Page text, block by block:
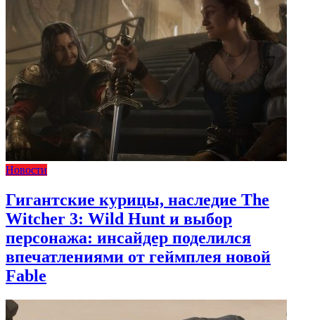
Новости
Гигантские курицы, наследие The
Witcher 3: Wild Hunt и выбор
персонажа: инсайдер поделился
впечатлениями от геймплея новой
Fable